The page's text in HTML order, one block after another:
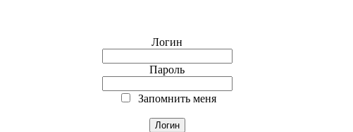
Логин
Пароль
Запомнить меня